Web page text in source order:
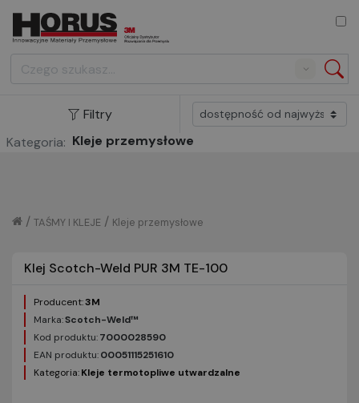
Search
Filtry
Kategoria: Kleje przemysłowe
Kleje przemysłowe
/
TAŚMY I KLEJE
/
Klej Scotch-Weld PUR 3M TE-100
Producent:3M
Marka:Scotch-Weld™
Kod produktu:7000028590
EAN produktu:00051115251610
Kategoria:Kleje termotopliwe utwardzalne